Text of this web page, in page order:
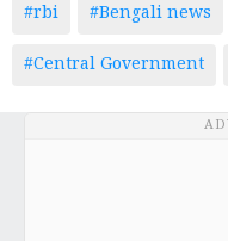
#rbi #Bengali news
#Central Government